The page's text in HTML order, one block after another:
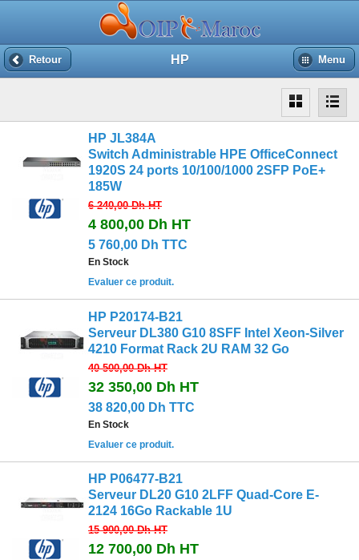
Retour HP Menu
HP JL384A
Switch Administrable HPE OfficeConnect
1920S 24 ports 10/100/1000 2SFP PoE+
185W
6 240,00 DhHT
4 800,00 Dh HT
5 760,00 Dh TTC
En Stock
Evaluer ce produit.
HP P20174-B21
Serveur DL380 G10 8SFF Intel Xeon-Silver
4210 Format Rack 2U RAM 32 Go
40 500,00 DhHT
32 350,00 Dh HT
38 820,00 Dh TTC
En Stock
Evaluer ce produit.
HP P06477-B21
Serveur DL20 G10 2LFF Quad-Core E-
2124 16Go Rackable 1U
15 900,00 DhHT
12 700,00 Dh HT